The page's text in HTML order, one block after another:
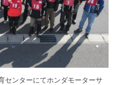
センターにてホンダモーターサ